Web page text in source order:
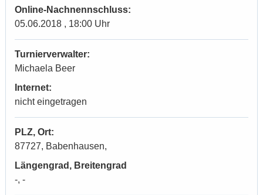
Online-Nachnennschluss:
05.06.2018 , 18:00 Uhr
Turnierverwalter:
Michaela Beer
Internet:
nicht eingetragen
PLZ, Ort:
87727, Babenhausen,
Längengrad, Breitengrad
-, -